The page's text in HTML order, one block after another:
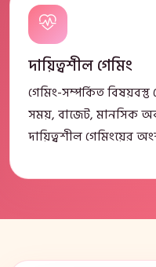
দায়িত্বশীল গেমিং
গেমিং-সম্পর্কিত
সময়, বাজেট, মানসিক
দায়িত্বশীল গেমিংয়ের